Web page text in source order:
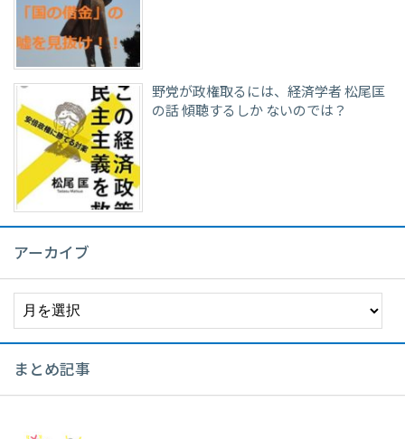
野党が政権取るには、経済学者 松尾匡
の話 傾聴するしか ないのでは？
アーカイブ
まとめ記事